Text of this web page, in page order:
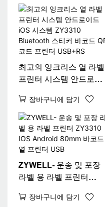
최고의 잉크리스 열 라벨
프린터 시스템 안드로이
Bluetooth 스티커 바코드
QR 코드 프린터
USB+RS
장바구니에 담기
ZYWELL- 운송 및 포장
라벨 용 라벨 프린터
80mm 바코드 열 프린터
장바구니에 담기